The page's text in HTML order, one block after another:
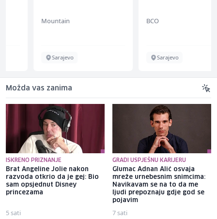
Mountain
Sarajevo Sarajevo
Možda vas zanima
ISKRENO PRIZNANJE
Brat Angeline Jolie nakon
razvoda otkrio da je gej: Bio
sam opsjednut Disney
princezama
5 sati
GRADI USPJEŠNU KARIJERU
Glumac Adnan Alić osvaja
mreže urnebesnim snimcima:
Navikavam se na to da me
ljudi prepoznaju gdje god se
pojavim
7 sati